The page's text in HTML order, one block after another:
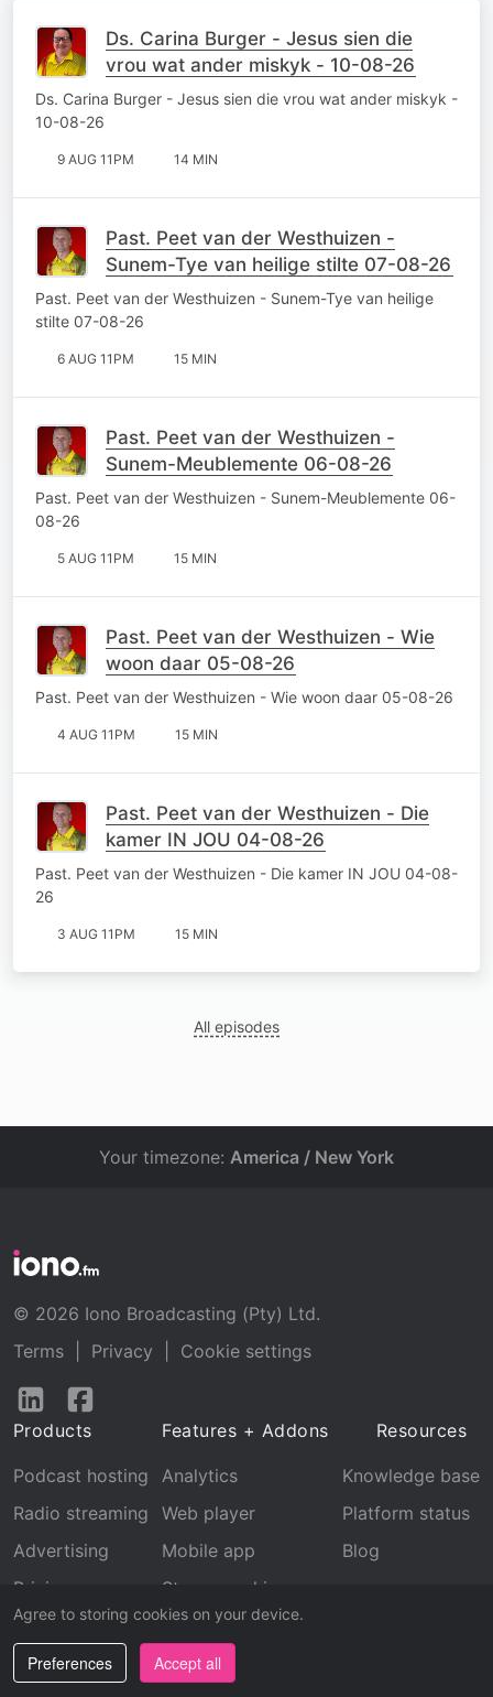
Ds. Carina Burger - Jesus sien die
vrou wat ander miskyk - 10-08-26
Ds. Carina Burger - Jesus sien die vrou wat ander miskyk -
10-08-26
9 AUG 11PM 14 MIN
Past. Peet van der Westhuizen -
Sunem-Tye van heilige stilte 07-08-26
Past. Peet van der Westhuizen - Sunem-Tye van heilige
stilte 07-08-26
6 AUG 11PM 15 MIN
Past. Peet van der Westhuizen -
Sunem-Meublemente 06-08-26
Past. Peet van der Westhuizen - Sunem-Meublemente 06-
08-26
5 AUG 11PM 15 MIN
Past. Peet van der Westhuizen - Wie
woon daar 05-08-26
Past. Peet van der Westhuizen - Wie woon daar 05-08-26
4 AUG 11PM 15 MIN
Past. Peet van der Westhuizen - Die
kamer IN JOU 04-08-26
Past. Peet van der Westhuizen - Die kamer IN JOU 04-08-
26
3 AUG 11PM 15 MIN
All episodes
Agree to storing cookies on your device.
Preferences Accept all
Your timezone: America / New York
© 2026 Iono Broadcasting (Pty) Ltd.
Terms
Privacy
Cookie settings
Follow
LinkedInFacebook
Products
Podcast hosting
Radio streaming
Advertising
Pricing
Features + Addons
Analytics
Web player
Mobile app
Stream archive
Recognition
Resources
Knowledge base
Platform status
Blog